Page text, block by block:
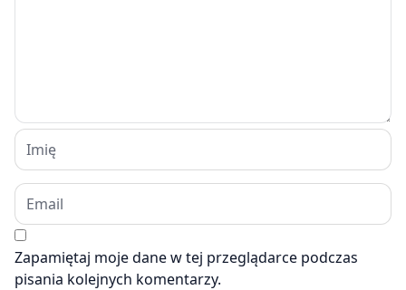
Zapamiętaj moje dane w tej przeglądarce podczas
pisania kolejnych komentarzy.